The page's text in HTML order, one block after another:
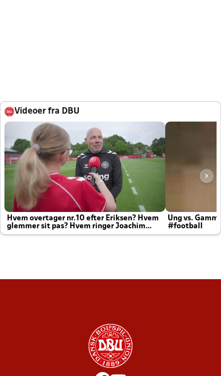
Videoer fra DBU
Hvem overtager nr.10 efter Eriksen? Hvem
glemmer sit pas? Hvem ringer Joachim
altid til efter kampe?
Ung vs.
#football